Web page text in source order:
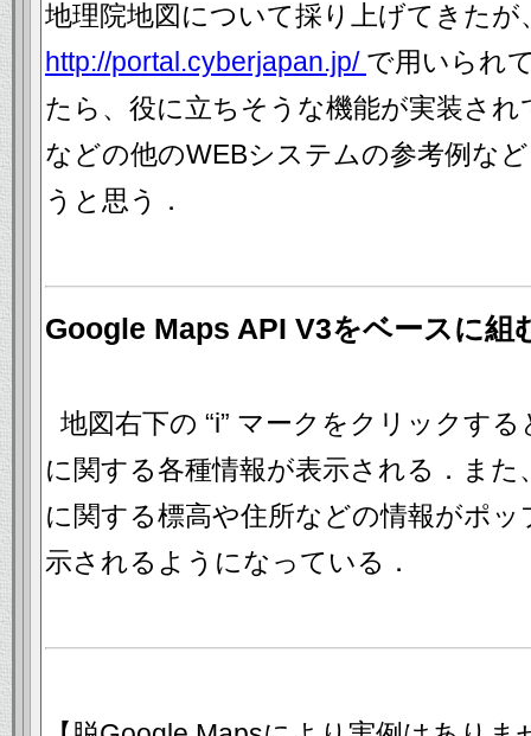
地理院地図について採り上げてきたが
http://portal.cyberjapan.jp/ で用いられ
たら、役に立ちそうな機能が実装さ
などの他のWEBシステムの参考例な
うと思う．
Google Maps API V3をベースに組
地図右下の “i” マークをクリックす
に関する各種情報が表示される．ま
に関する標高や住所などの情報がポ
示されるようになっている．